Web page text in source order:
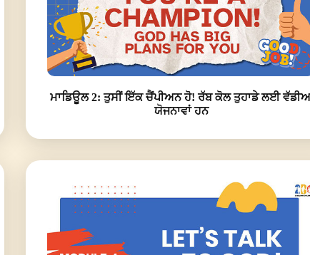
ਮਾਡਿਊਲ 2: ਤੁਸੀਂ ਇੱਕ ਚੈਂਪੀਅਨ ਹੋ! ਰੱਬ ਕੋਲ ਤੁਹਾਡੇ ਲਈ
ਯੋਜਨਾਵਾਂ ਹਨ